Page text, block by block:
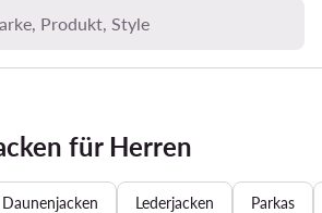
Produkt, Style
für Herren
Daunenjacken Lederjacken Parkas